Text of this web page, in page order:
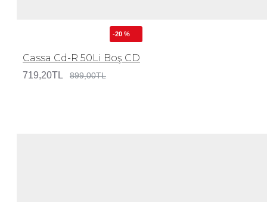
-20 %
Cassa Cd-R 50Li Boş CD
719,20TL 899,00TL